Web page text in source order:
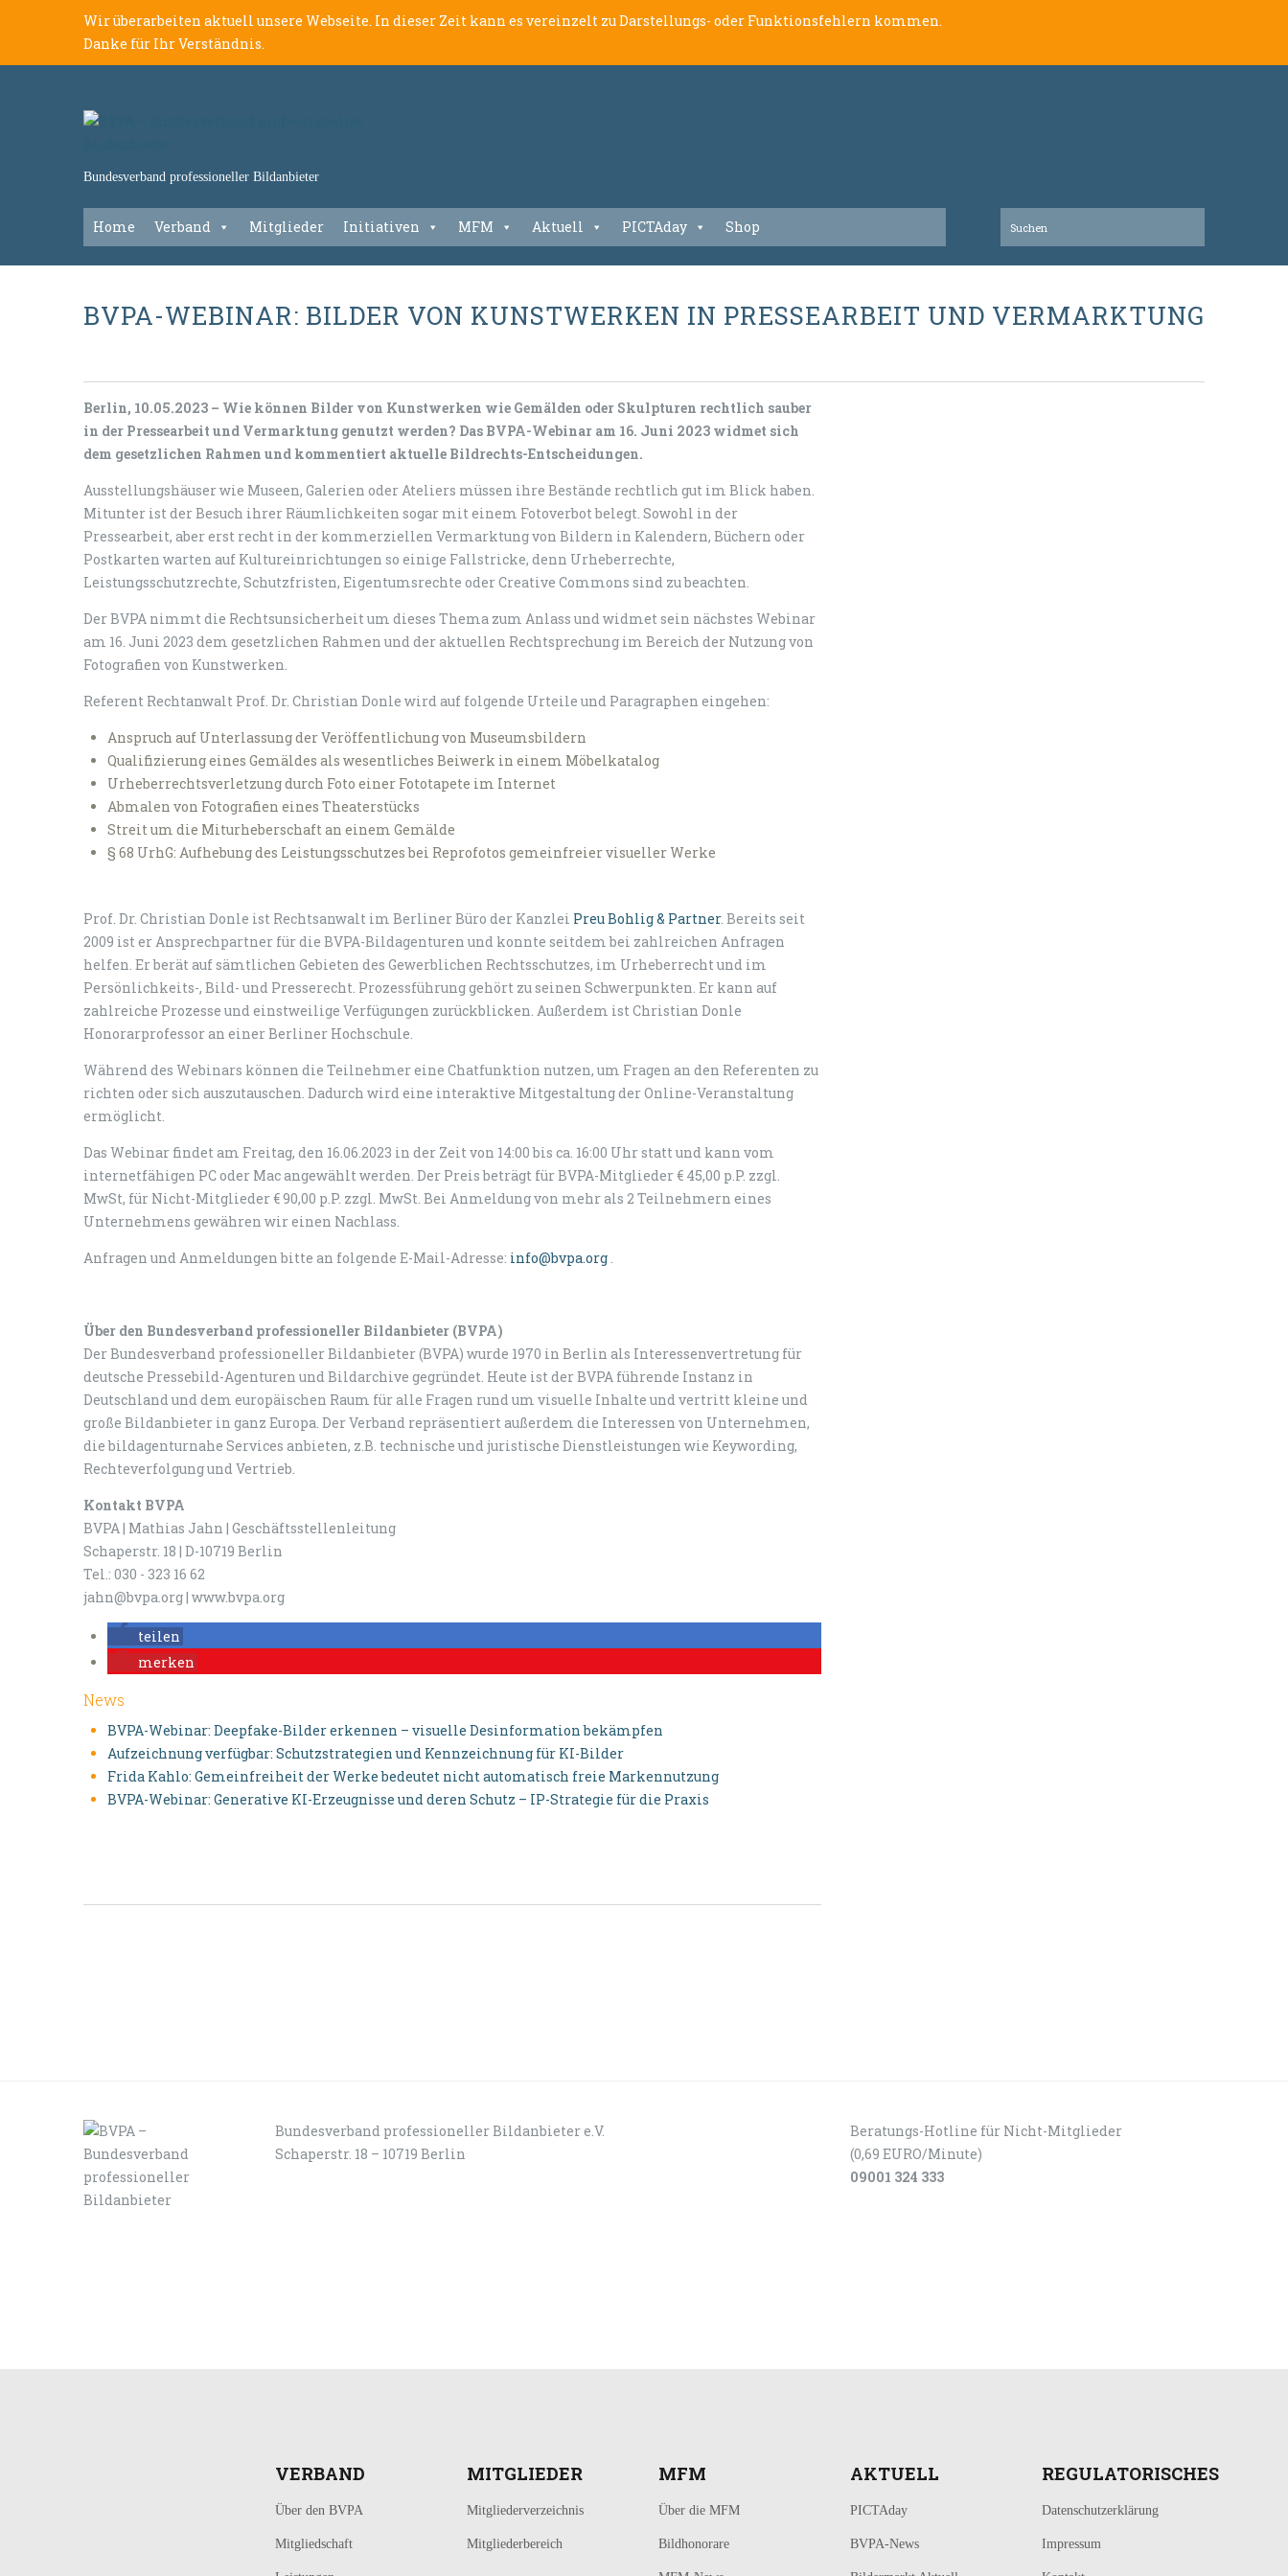
Wir überarbeiten aktuell unsere Webseite. In dieser Zeit kann es vereinzelt zu Darstellungs- oder Funktionsfehlern kommen.
Danke für Ihr Verständnis.
Bundesverband professioneller Bildanbieter
Home Verband Mitglieder Initiativen MFM Aktuell PICTAday Shop
BVPA-WEBINAR: BILDER VON KUNSTWERKEN IN PRESSEARBEIT UND VERMARKTUNG
Berlin, 10.05.2023 – Wie können Bilder von Kunstwerken wie Gemälden oder Skulpturen rechtlich sauber
in der Pressearbeit und Vermarktung genutzt werden? Das BVPA-Webinar am 16. Juni 2023 widmet sich
dem gesetzlichen Rahmen und kommentiert aktuelle Bildrechts-Entscheidungen.
Ausstellungshäuser wie Museen, Galerien oder Ateliers müssen ihre Bestände rechtlich gut im Blick haben.
Mitunter ist der Besuch ihrer Räumlichkeiten sogar mit einem Fotoverbot belegt. Sowohl in der
Pressearbeit, aber erst recht in der kommerziellen Vermarktung von Bildern in Kalendern, Büchern oder
Postkarten warten auf Kultureinrichtungen so einige Fallstricke, denn Urheberrechte,
Leistungsschutzrechte, Schutzfristen, Eigentumsrechte oder Creative Commons sind zu beachten.
Der BVPA nimmt die Rechtsunsicherheit um dieses Thema zum Anlass und widmet sein nächstes Webinar
am 16. Juni 2023 dem gesetzlichen Rahmen und der aktuellen Rechtsprechung im Bereich der Nutzung von
Fotografien von Kunstwerken.
Referent Rechtanwalt Prof. Dr. Christian Donle wird auf folgende Urteile und Paragraphen eingehen:
Anspruch auf Unterlassung der Veröffentlichung von Museumsbildern
Qualifizierung eines Gemäldes als wesentliches Beiwerk in einem Möbelkatalog
Urheberrechtsverletzung durch Foto einer Fototapete im Internet
Abmalen von Fotografien eines Theaterstücks
Streit um die Miturheberschaft an einem Gemälde
§ 68 UrhG: Aufhebung des Leistungsschutzes bei Reprofotos gemeinfreier visueller Werke
Prof. Dr. Christian Donle ist Rechtsanwalt im Berliner Büro der Kanzlei Preu Bohlig & Partner. Bereits seit
2009 ist er Ansprechpartner für die BVPA-Bildagenturen und konnte seitdem bei zahlreichen Anfragen
helfen. Er berät auf sämtlichen Gebieten des Gewerblichen Rechtsschutzes, im Urheberrecht und im
Persönlichkeits-, Bild- und Presserecht. Prozessführung gehört zu seinen Schwerpunkten. Er kann auf
zahlreiche Prozesse und einstweilige Verfügungen zurückblicken. Außerdem ist Christian Donle
Honorarprofessor an einer Berliner Hochschule.
Während des Webinars können die Teilnehmer eine Chatfunktion nutzen, um Fragen an den Referenten zu
richten oder sich auszutauschen. Dadurch wird eine interaktive Mitgestaltung der Online-Veranstaltung
ermöglicht.
Das Webinar findet am Freitag, den 16.06.2023 in der Zeit von 14:00 bis ca. 16:00 Uhr statt und kann vom
internetfähigen PC oder Mac angewählt werden. Der Preis beträgt für BVPA-Mitglieder € 45,00 p.P. zzgl.
MwSt, für Nicht-Mitglieder € 90,00 p.P. zzgl. MwSt. Bei Anmeldung von mehr als 2 Teilnehmern eines
Unternehmens gewähren wir einen Nachlass.
Anfragen und Anmeldungen bitte an folgende E-Mail-Adresse: info@bvpa.org.
Über den Bundesverband professioneller Bildanbieter (BVPA)
Der Bundesverband professioneller Bildanbieter (BVPA) wurde 1970 in Berlin als Interessenvertretung für
deutsche Pressebild-Agenturen und Bildarchive gegründet. Heute ist der BVPA führende Instanz in
Deutschland und dem europäischen Raum für alle Fragen rund um visuelle Inhalte und vertritt kleine und
große Bildanbieter in ganz Europa. Der Verband repräsentiert außerdem die Interessen von Unternehmen,
die bildagenturnahe Services anbieten, z.B. technische und juristische Dienstleistungen wie Keywording,
Rechteverfolgung und Vertrieb.
Kontakt BVPA
BVPA | Mathias Jahn | Geschäftsstellenleitung
Schaperstr. 18 | D-10719 Berlin
Tel.: 030 - 323 16 62
jahn@bvpa.org | www.bvpa.org
teilen
merken
News
BVPA-Webinar: Deepfake-Bilder erkennen – visuelle Desinformation bekämpfen
Aufzeichnung verfügbar: Schutzstrategien und Kennzeichnung für KI-Bilder
Frida Kahlo: Gemeinfreiheit der Werke bedeutet nicht automatisch freie Markennutzung
BVPA-Webinar: Generative KI-Erzeugnisse und deren Schutz – IP-Strategie für die Praxis
Bundesverband professioneller Bildanbieter e.V.
Schaperstr. 18 – 10719 Berlin
Beratungs-Hotline für Nicht-Mitglieder
(0,69 EURO/Minute)
09001 324 333
VERBAND
Über den BVPA
Mitgliedschaft
MITGLIEDER
Mitgliederverzeichnis
Mitgliederbereich
MFM
Über die MFM
Bildhonorare
AKTUELL
PICTAday
BVPA-News
REGULATORISCHES
Datenschutzerklärung
Impressum